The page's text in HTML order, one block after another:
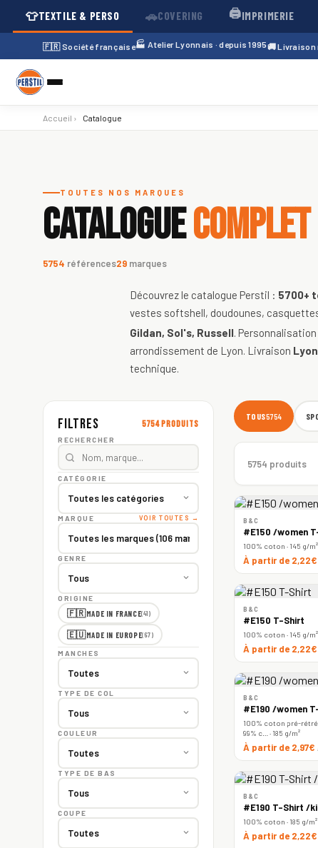
👕TEXTILE & PERSO 🚗COVERING 🖨️IMPRIMERIE
🇫🇷 Société française🏭 Atelier Lyonnais · depuis 1995🚚 Livraison
Accueil › Catalogue
TOUTES NOS MARQUES
CATALOGUECOMPLET
5754 références29 marques
Découvrez le catalogue Perstil : 5700+
vestes softshell, doudounes,
Gildan, Sol's, Russell. Personnalisation
arrondissement de Lyon. Livraison
technique.
Filtres 5754 produits
RECHERCHER
CATÉGORIE
MARQUE VOIR TOUTES →
GENRE
ORIGINE
🇫🇷MADE IN FRANCE(41)
🇪🇺MADE IN EUROPE(67)
MANCHES
TYPE DE COL
COULEUR
TYPE DE BAS
COUPE
TOUS5754
5754 produits
B&C
#E150 /women
100% coton · 145 g/m²
À partir de 2,22€
B&C
#E150 T-Shirt
100% coton · 145 g/m²
À partir de 2,22€
B&C
#E190 /women
100% coton pré-
99% c… · 185 g/m²
À partir de 2,97€
B&C
#E190 T-Shirt /
100% coton · 185 g/m²
À partir de 2,22€